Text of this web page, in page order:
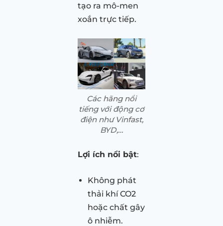
tạo ra mô-men
xoắn trực tiếp.
Các hãng nổi
tiếng với động cơ
điện như Vinfast,
BYD,…
Lợi ích nổi bật:
Không phát
thải khí CO2
hoặc chất gây
ô nhiễm.